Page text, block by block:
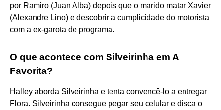
por Ramiro (Juan Alba) depois que o marido matar Xavier
(Alexandre Lino) e descobrir a cumplicidade do motorista
com a ex-garota de programa.
O que acontece com Silveirinha em A
Favorita?
Halley aborda Silveirinha e tenta convencê-lo a entregar
Flora. Silveirinha consegue pegar seu celular e disca o